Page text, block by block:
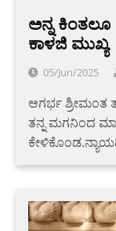
ಅನ್ನ ಕಿಂತಲೂ
ಕಾಳಜಿ ಮುಖ್ಯ
05/Jun/2025
ಆಗರ್ಭ ಶ್ರೀಮಂತ
ತನ್ನ ಮಗನಿಂದ